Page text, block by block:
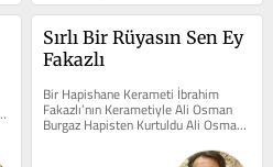
Sırlı Bir Rüyasın Sen Ey
Fakazlı
Bir Hapishane Kerameti İbrahim
Fakazlı’nın Kerametiyle Ali Osman
Burgaz Hapisten Kurtuldu Ali Osman
Burgaz 1940 yılında Bediüzzaman